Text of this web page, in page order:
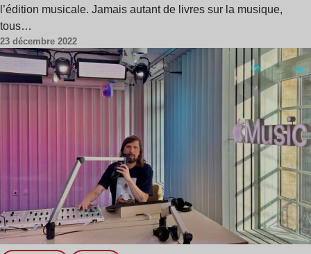
l’édition musicale. Jamais autant de livres sur la musique,
tous…
23 décembre 2022